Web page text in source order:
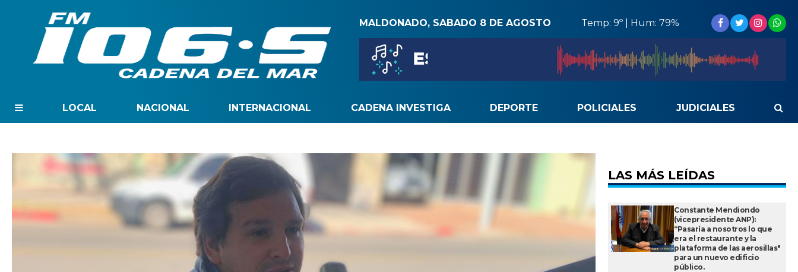
MALDONADO, SABADO 8 DE AGOSTO Temp: 9º | Hum: 79%
LOCAL NACIONAL INTERNACIONAL CADENA INVESTIGA DEPORTE POLICIALES JUDICIALES
LAS MÁS LEÍDAS
Constante Mendiondo
(vicepresidente ANP):
“Pasaría a nosotros lo que
era el restaurante y la
plataforma de las aerosillas"
para un nuevo edificio
público.